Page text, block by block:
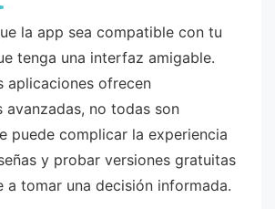
la app sea compatible con tu
tenga una interfaz amigable.
aplicaciones ofrecen
avanzadas, no todas son
puede complicar la experiencia
y probar versiones gratuitas
a tomar una decisión informada.